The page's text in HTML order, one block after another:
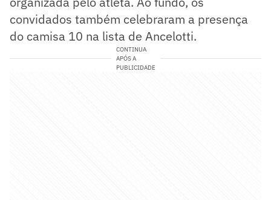
convidados também celebraram a presença
do camisa 10 na lista de Ancelotti.
CONTINUA
APÓS A
PUBLICIDADE